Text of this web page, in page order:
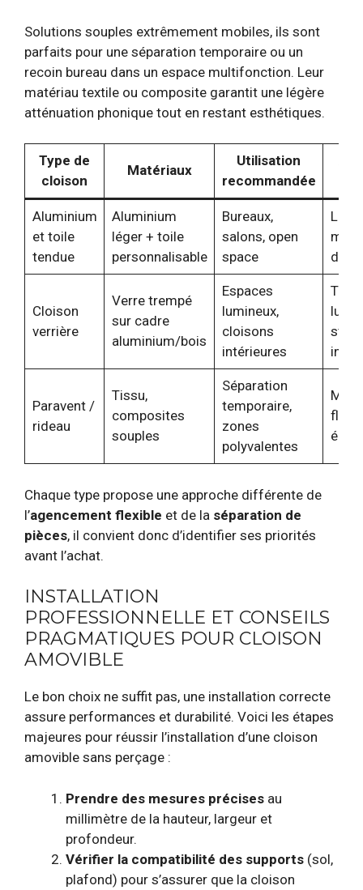
Solutions souples extrêmement mobiles, ils sont
parfaits pour une séparation temporaire ou un
recoin bureau dans un espace multifonction. Leur
matériau textile ou composite garantit une légère
atténuation phonique tout en restant esthétiques.
Type de
cloison
Matériaux
Utilisation
recommandée
Aluminium
et toile
tendue
Aluminium
léger + toile
personnalisable
Bureaux,
salons, open
space
Cloison
verrière
Verre trempé
sur cadre
aluminium/bois
Espaces
lumineux,
cloisons
intérieures
style
Paravent /
rideau
Tissu,
composites
souples
Séparation
temporaire,
zones
polyvalentes
Chaque type propose une approche différente de
l’agencement flexible et de la séparation de
pièces, il convient donc d’identifier ses priorités
avant l’achat.
INSTALLATION
PROFESSIONNELLE ET CONSEILS
PRAGMATIQUES POUR CLOISON
AMOVIBLE
Le bon choix ne suffit pas, une installation correcte
assure performances et durabilité. Voici les étapes
majeures pour réussir l’installation d’une cloison
amovible sans perçage :
Prendre des mesures précises au
millimètre de la hauteur, largeur et
profondeur.
Vérifier la compatibilité des supports (sol,
plafond) pour s’assurer que la cloison